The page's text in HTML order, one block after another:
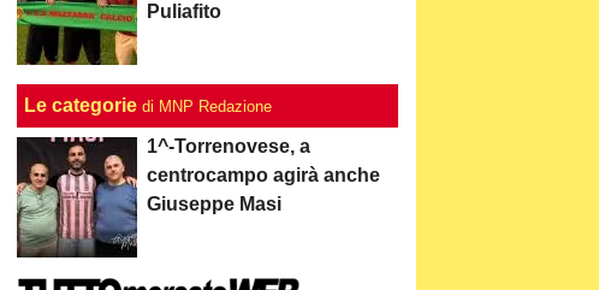
Puliafito
Le categorie di MNP Redazione
1^-Torrenovese, a
centrocampo agirà anche
Giuseppe Masi